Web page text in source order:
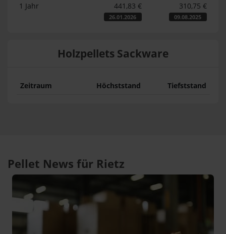
1 Jahr 441,83 €
26.01.2026
310,75 €
09.08.2025
Holzpellets Sackware
Zeitraum Höchststand Tiefststand
Pellet News für Rietz